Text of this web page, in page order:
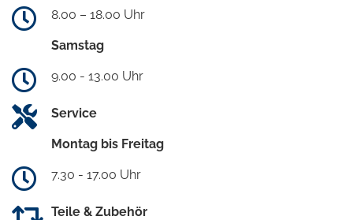
8.00 – 18.00 Uhr
Samstag
9.00 - 13.00 Uhr
Service
Montag bis Freitag
7.30 - 17.00 Uhr
Teile & Zubehör